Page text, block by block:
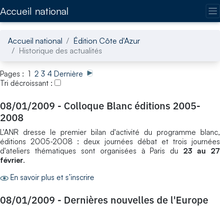
Accueil national
Accueil national
Édition Côte d'Azur
Historique des actualités
Pages : 1 2 3 4 Dernière
Tri décroissant :
08/01/2009 - Colloque Blanc éditions 2005-
2008
L'ANR dresse le premier bilan d'activité du programme blanc,
éditions 2005-2008 : deux journées débat et trois journées
d'ateliers thématiques sont organisées à Paris du 23 au 27
février.
En savoir plus et s’inscrire
08/01/2009 - Dernières nouvelles de l'Europe